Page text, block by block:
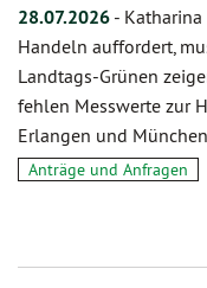
28.07.2026 - Katharina
Handeln auffordert,
Landtags-Grünen
fehlen Messwerte zur
Erlangen und
Anträge und Anfragen